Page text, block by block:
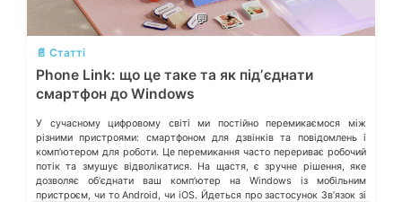
💬
📄 Статті
Phone Link: що це таке та як підʼєднати
смартфон до Windows
У сучасному цифровому світі ми постійно перемикаємося між
різними пристроями: смартфоном для дзвінків та повідомлень і
компʼютером для роботи. Це перемикання часто перериває робочий
потік та змушує відволікатися. На щастя, є зручне рішення, яке
дозволяє обʼєднати ваш компʼютер на Windows із мобільним
пристроєм, чи то Android, чи iOS. Йдеться про застосунок Звʼязок зі